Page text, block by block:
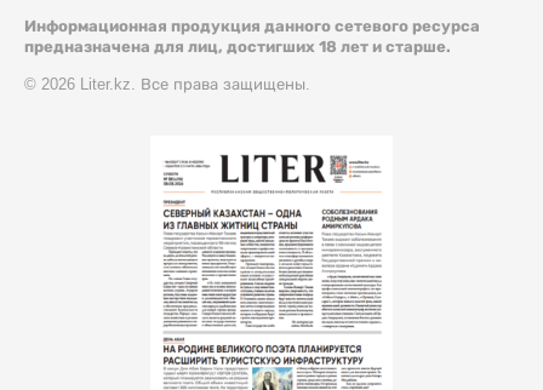
Информационная продукция данного сетевого ресурса
предназначена для лиц, достигших 18 лет и старше.
© 2026 Liter.kz. Все права защищены.